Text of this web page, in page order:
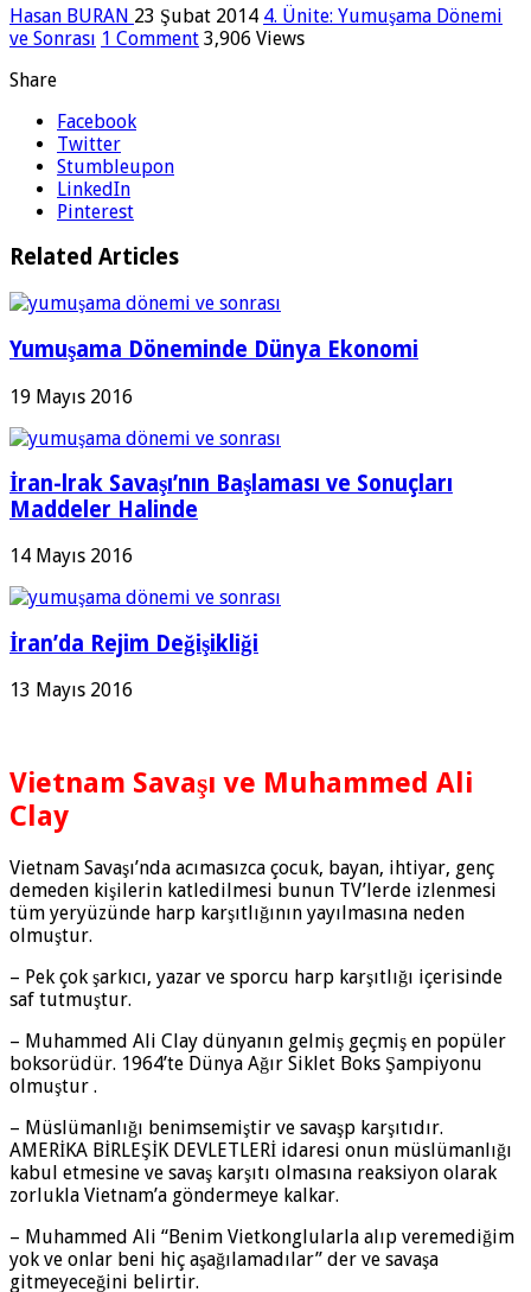
Hasan BURAN 23 Şubat 2014 4. Ünite: Yumuşama Dönemi
ve Sonrası 1 Comment 3,906 Views
Share
Facebook
Twitter
Stumbleupon
LinkedIn
Pinterest
Related Articles
Yumuşama Döneminde Dünya Ekonomi
19 Mayıs 2016
İran-lrak Savaşı’nın Başlaması ve Sonuçları
Maddeler Halinde
14 Mayıs 2016
İran’da Rejim Değişikliği
13 Mayıs 2016
Vietnam Savaşı ve Muhammed Ali
Clay
Vietnam Savaşı’nda acımasızca çocuk, bayan, ihtiyar, genç
demeden kişilerin katledilmesi bunun TV’lerde izlenmesi
tüm yeryüzünde harp karşıtlığının yayılmasına neden
olmuştur.
– Pek çok şarkıcı, yazar ve sporcu harp karşıtlığı içerisinde
saf tutmuştur.
– Muhammed Ali Clay dünyanın gelmiş geçmiş en popüler
boksorüdür. 1964’te Dünya Ağır Siklet Boks Şampiyonu
olmuştur .
– Müslümanlığı benimsemiştir ve savaşp karşıtıdır.
AMERİKA BİRLEŞİK DEVLETLERİ idaresi onun müslümanlığı
kabul etmesine ve savaş karşıtı olmasına reaksiyon olarak
zorlukla Vietnam’a göndermeye kalkar.
– Muhammed Ali “Benim Vietkonglularla alıp veremediğim
yok ve onlar beni hiç aşağılamadılar” der ve savaşa
gitmeyeceğini belirtir.